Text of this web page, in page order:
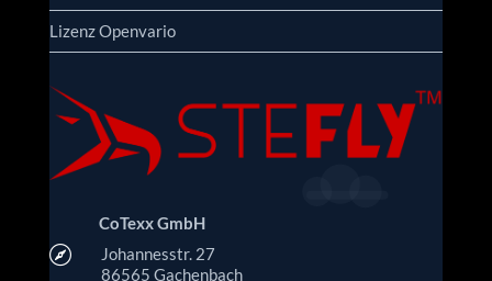
Lizenz Openvario
CoTexx GmbH

Johannesstr. 27
86565 Gachenbach